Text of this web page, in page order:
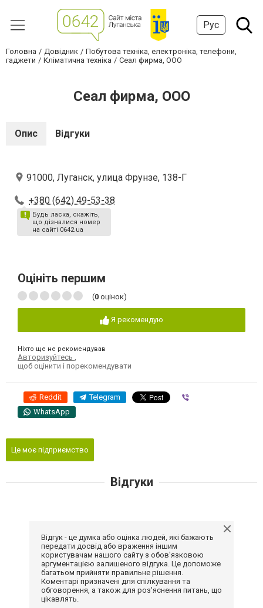
Рус
Головна Довідник
Побутова техніка, електроніка, телефони,
гаджети
Кліматична техніка Сеал фирма, ООО
Сеал фирма, ООО
Опис Відгуки
91000, Луганск, улица Фрунзе, 138-Г
+380 (642) 49-53-38
Будь ласка, скажіть,
що дізналися номер
на сайті 0642.ua
Оцініть першим
(0 оцінок)
Я рекомендую
Ніхто ще не рекомендував
Авторизуйтесь
щоб оцінити і порекомендувати
Reddit Telegram
WhatsApp
Це моє підприємство
Відгуки
Відгук - це думка або оцінка людей, які бажають
передати досвід або враження іншим
користувачам нашого сайту з обов'язковою
аргументацією залишеного відгука. Це допоможе
багатьом прийняти правильне рішення.
Коментарі призначені для спілкування та
обговорення, а також для роз'яснення питань, що
цікавлять.